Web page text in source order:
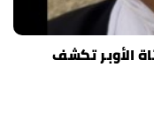
الأوبر تكشف